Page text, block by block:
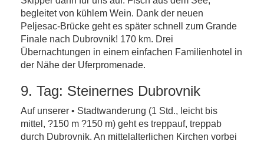
begleitet von kühlem Wein. Dank der neuen
Peljesac-Brücke geht es später schnell zum Grande
Finale nach Dubrovnik! 170 km. Drei
Übernachtungen in einem einfachen Familienhotel in
der Nähe der Uferpromenade.
9. Tag: Steinernes Dubrovnik
Auf unserer • Stadtwanderung (1 Std., leicht bis
mittel, ?150 m ?150 m) geht es treppauf, treppab
durch Dubrovnik. An mittelalterlichen Kirchen vorbei